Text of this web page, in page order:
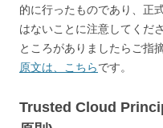
的に行ったものであり、正
はないことに注意してくだ
ところがありましたらご指
原文は、こちらです。
Trusted Cloud